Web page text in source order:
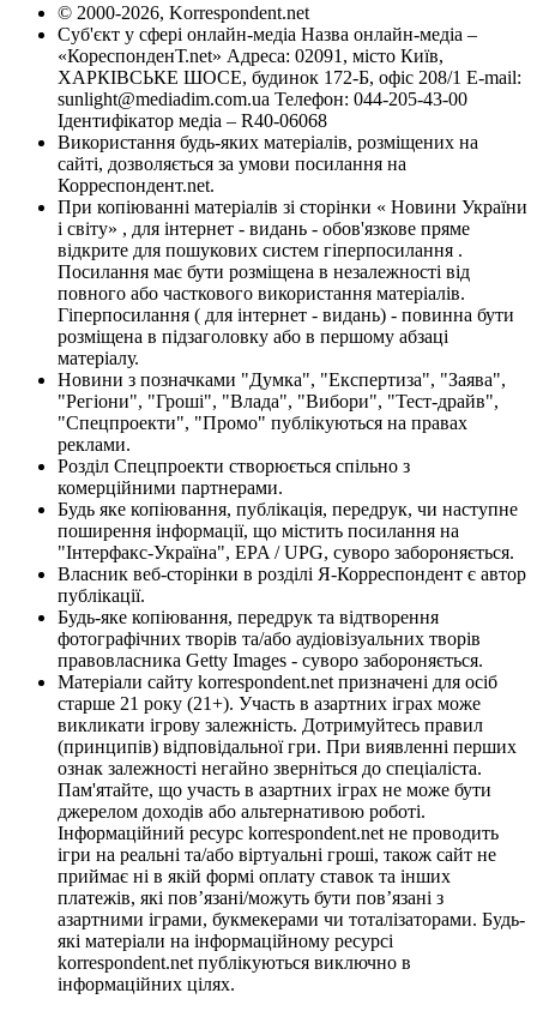
© 2000-2026, Korrespondent.net
Суб'єкт у сфері онлайн-медіа Назва онлайн-медіа –
«КореспонденТ.net» Адреса: 02091, місто Київ,
ХАРКІВСЬКЕ ШОСЕ, будинок 172-Б, офіс 208/1 E-mail:
sunlight@mediadim.com.ua Телефон: 044-205-43-00
Ідентифікатор медіа – R40-06068
Використання будь-яких матеріалів, розміщених на
сайті, дозволяється за умови посилання на
Корреспондент.net.
При копіюванні матеріалів зі сторінки « Новини України
і світу» , для інтернет - видань - обов'язкове пряме
відкрите для пошукових систем гіперпосилання .
Посилання має бути розміщена в незалежності від
повного або часткового використання матеріалів.
Гіперпосилання ( для інтернет - видань) - повинна бути
розміщена в підзаголовку або в першому абзаці
матеріалу.
Новини з позначками "Думка", "Експертиза", "Заява",
"Регіони", "Гроші", "Влада", "Вибори", "Тест-драйв",
"Спецпроекти", "Промо" публікуються на правах
реклами.
Розділ Спецпроекти створюється спільно з
комерційними партнерами.
Будь яке копіювання, публікація, передрук, чи наступне
поширення інформації, що містить посилання на
"Інтерфакс-Україна", EPA / UPG, суворо забороняється.
Власник веб-сторінки в розділі Я-Корреспондент є автор
публікації.
Будь-яке копіювання, передрук та відтворення
фотографічних творів та/або аудіовізуальних творів
правовласника Getty Images - суворо забороняється.
Матеріали сайту korrespondent.net призначені для осіб
старше 21 року (21+). Участь в азартних іграх може
викликати ігрову залежність. Дотримуйтесь правил
(принципів) відповідальної гри. При виявленні перших
ознак залежності негайно зверніться до спеціаліста.
Пам'ятайте, що участь в азартних іграх не може бути
джерелом доходів або альтернативою роботі.
Інформаційний ресурс korrespondent.net не проводить
ігри на реальні та/або віртуальні гроші, також сайт не
приймає ні в якій формі оплату ставок та інших
платежів, які пов’язані/можуть бути пов’язані з
азартними іграми, букмекерами чи тоталізаторами. Будь-
які матеріали на інформаційному ресурсі
korrespondent.net публікуються виключно в
інформаційних цілях.